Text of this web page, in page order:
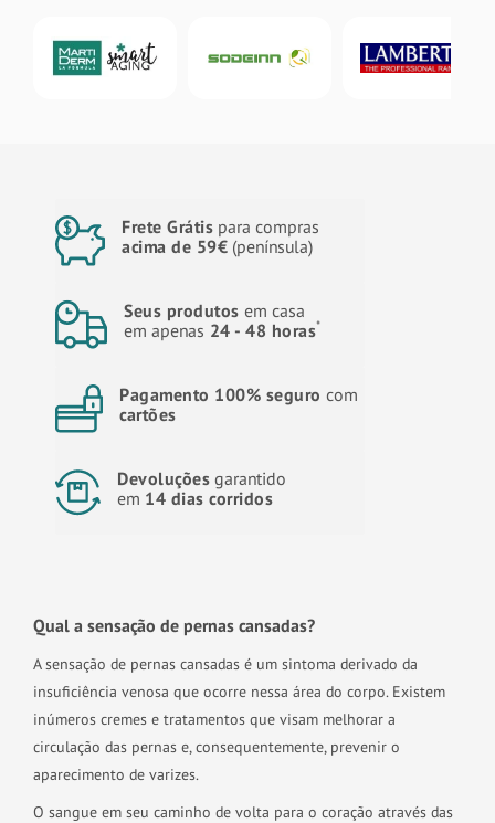
Frete Grátis para compras
acima de 59€ (península)
Seus produtos em casa
em apenas 24 - 48 horas*
Pagamento 100% seguro com
cartões
Devoluções garantido
em 14 dias corridos
Qual a sensação de pernas cansadas?
A sensação de pernas cansadas é um sintoma derivado da
insuficiência venosa que ocorre nessa área do corpo. Existem
inúmeros cremes e tratamentos que visam melhorar a
circulação das pernas e, consequentemente, prevenir o
aparecimento de varizes.
O sangue em seu caminho de volta para o coração através das